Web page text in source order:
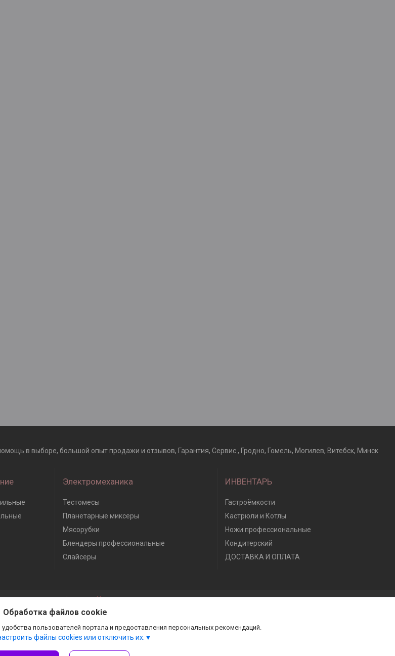
в выборе, большой опыт продажи и отзывов, Гарантия, Сервис , Гродно, Гомель, Могилев, Витебск, Минск
Электромеханика
Тестомесы
Планетарные миксеры
Мясорубки
Блендеры профессиональные
Слайсеры
ИНВЕНТАРЬ
Гастроёмкости
Кастрюли и Котлы
Ножи профессиональные
Кондитерский
ДОСТАВКА И ОПЛАТА
Сайт создан на платформе Deal.by
Политика обработки файлов cookies
Обработка файлов cookie
пользователей портала и предоставления персональных рекомендаций.
файлы cookies или отключить их.
|
Пожаловаться на контент
Select Language ▼